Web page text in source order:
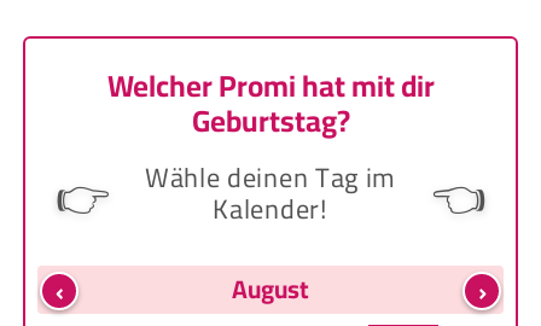
Welcher Promi hat mit dir
Geburtstag?
👉 Wähle deinen Tag im
Kalender! 👈
‹ ›
August